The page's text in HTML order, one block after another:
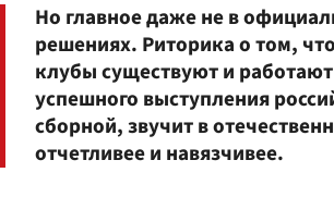
Но главное даже не в
решениях. Риторика о том,
клубы существуют и
успешного выступления
сборной, звучит в
отчетливее и навязчивее.